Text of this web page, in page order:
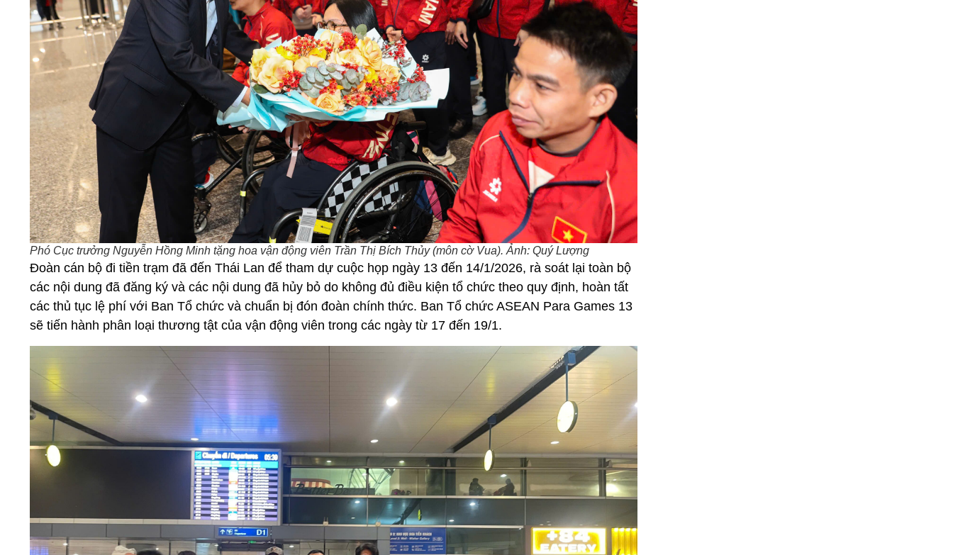
Phó Cục trưởng Nguyễn Hồng Minh tặng hoa vận động viên Trần Thị Bích Thủy (môn cờ Vua). Ảnh: Quý Lượng
Đoàn cán bộ đi tiền trạm đã đến Thái Lan để tham dự cuộc họp ngày 13 đến 14/1/2026, rà soát lại toàn bộ
các nội dung đã đăng ký và các nội dung đã hủy bỏ do không đủ điều kiện tổ chức theo quy định, hoàn tất
các thủ tục lệ phí với Ban Tổ chức và chuẩn bị đón đoàn chính thức. Ban Tổ chức ASEAN Para Games 13
sẽ tiến hành phân loại thương tật của vận động viên trong các ngày từ 17 đến 19/1.